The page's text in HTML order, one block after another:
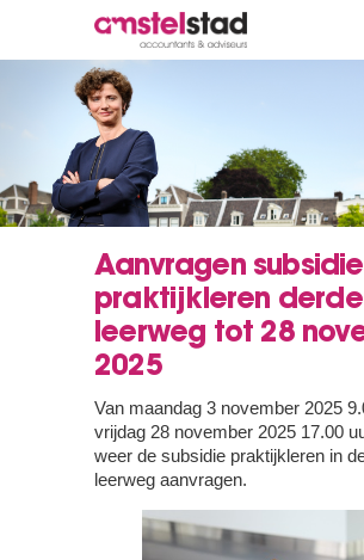
Aanvragen subsidie
praktijkleren derde
leerweg tot 28
2025
Van maandag 3 november 2025
vrijdag 28 november 2025 17.00
weer de subsidie praktijkleren in
leerweg aanvragen.